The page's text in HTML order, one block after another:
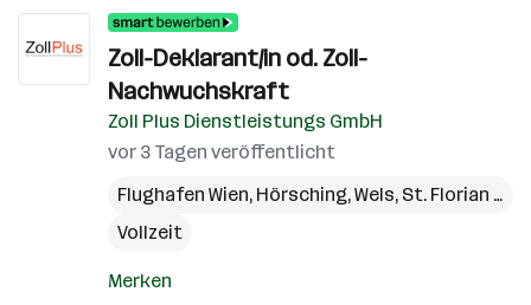
Zoll-Deklarant/in od. Zoll-
Nachwuchskraft
Zoll Plus Dienstleistungs GmbH
vor 3 Tagen veröffentlicht
Flughafen Wien, Hörsching,Wels, St. Florian am Inn
Vollzeit
Merken